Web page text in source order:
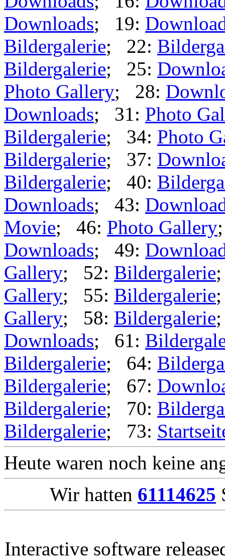
Downloads; 19:
Bildergalerie; 22:
Bildergalerie; 25:
Photo Gallery; 28:
Downloads; 31: Photo
Bildergalerie; 34: Photo
Bildergalerie; 37:
Bildergalerie; 40:
Downloads; 43:
Movie; 46: Photo Gallery
Downloads; 49:
Gallery; 52: Bildergalerie
Gallery; 55: Bildergalerie
Gallery; 58: Bildergalerie
Downloads; 61:
Bildergalerie; 64:
Bildergalerie; 67:
Bildergalerie; 70:
Bildergalerie; 73:
Heute waren noch keine
Wir hatten 61114625
Interactive software